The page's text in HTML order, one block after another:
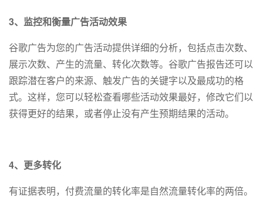
3、监控和衡量广告活动效果
谷歌广告为您的广告活动提供详细的分析，包括点击次数、
展示次数、产生的流量、转化次数等。谷歌广告报告还可以
跟踪潜在客户的来源、触发广告的关键字以及最成功的格
式。这样，您可以轻松查看哪些活动效果最好，修改它们以
获得更好的结果，或者停止没有产生预期结果的活动。
4、更多转化
有证据表明，付费流量的转化率是自然流量转化率的两倍。